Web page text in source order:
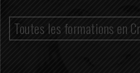
Toutes les formations en